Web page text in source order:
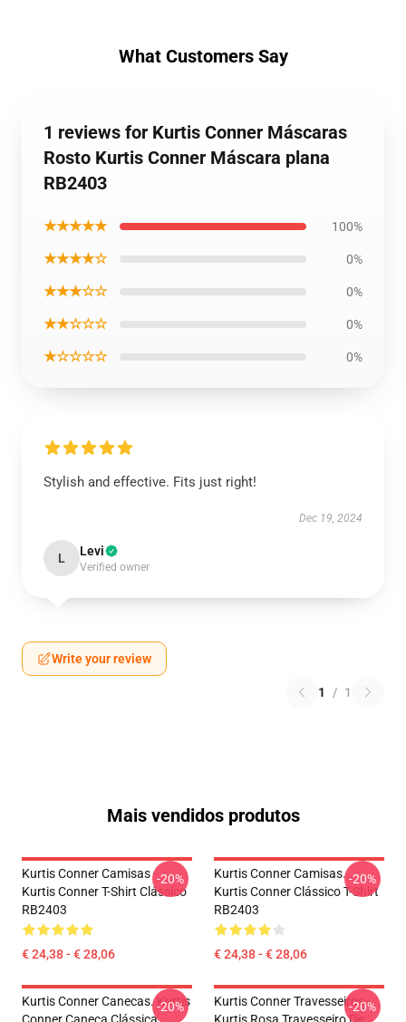
What Customers Say
1 reviews for Kurtis Conner Máscaras
Rosto Kurtis Conner Máscara plana
RB2403
★★★★★ 100%
★★★★☆ 0%
★★★☆☆ 0%
★★☆☆☆ 0%
★☆☆☆☆ 0%
Stylish and effective. Fits just right!
Dec 19, 2024
L Levi
Verified owner
Write your review
1 / 1
Mais vendidos produtos
Kurtis Conner Camisas -
Kurtis Conner T-Shirt Clássico
RB2403
€ 24,38 - € 28,06
-20%
Kurtis Conner Camisas...
Kurtis Conner Clássico T-Shirt
RB2403
€ 24,38 - € 28,06
-20%
Kurtis Conner Canecas. Kurtis
-20%
Kurtis Conner Travesseiros -
-20%